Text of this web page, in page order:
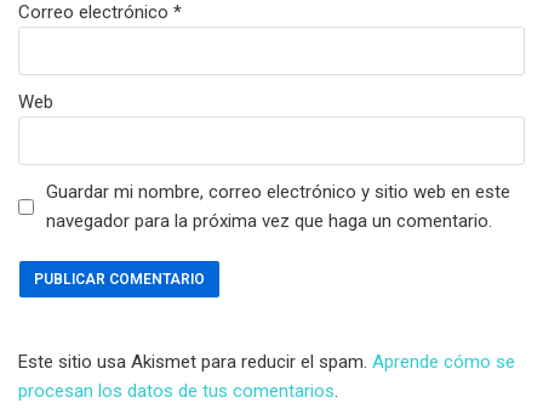
Correo electrónico *
Web
Guardar mi nombre, correo electrónico y sitio web en este
navegador para la próxima vez que haga un comentario.
Este sitio usa Akismet para reducir el spam. Aprende cómo se
procesan los datos de tus comentarios.